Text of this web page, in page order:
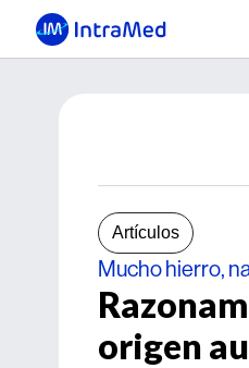
Artículos
Mucho hierro,
origen